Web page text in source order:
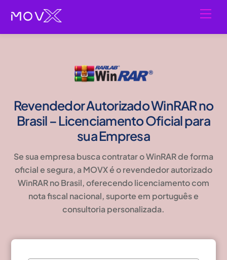
content
Revendedor Autorizado WinRAR no
Brasil – Licenciamento Oficial para
sua Empresa
Se sua empresa busca contratar oWinRAR de forma
oficial e segura, a MOVX é orevendedor autorizado
WinRAR no Brasil, oferecendo licenciamento com
nota fiscal nacional, suporte em português e
consultoria personalizada.